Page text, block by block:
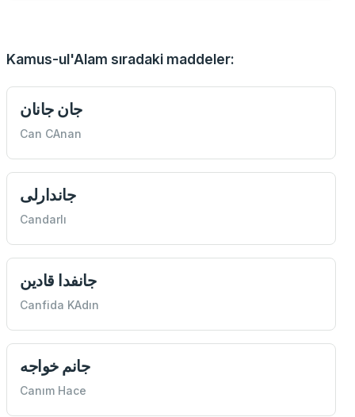
Kamus-ul'Alam sıradaki maddeler:
جان جانان
Can CAnan
جاندارلی
Candarlı
جانفدا قادين
Canfida KAdın
جانم خواجه
Canım Hace